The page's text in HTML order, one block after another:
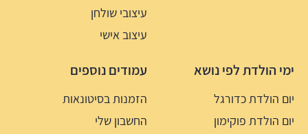
עיצובי שולחן
עיצוב אישי
ימי הולדת לפי נושא
יום הולדת כדורגל
יום הולדת פוקימון
עמודים נוספים
הזמנות בסיטונאות
החשבון שלי